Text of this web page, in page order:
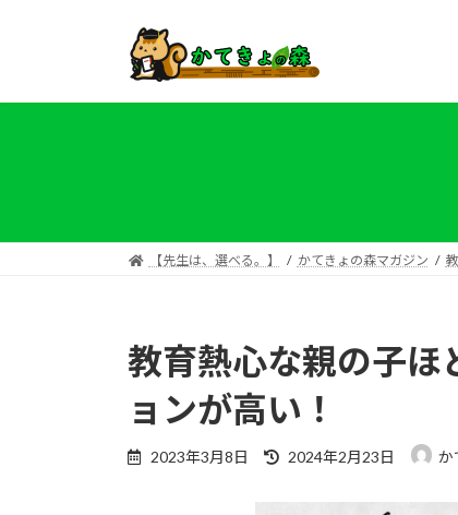
プ
動
【先生は、選べる。】 かてきょの森マガジン
教育熱心な親の子ほ
ョンが高い！
2023年3月8日
最
2024年2月23日 か